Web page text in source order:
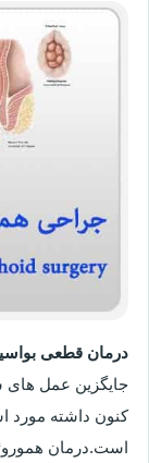
درمان قطعی
جایگزین عمل های
کنون داشته مورد
است.درمان